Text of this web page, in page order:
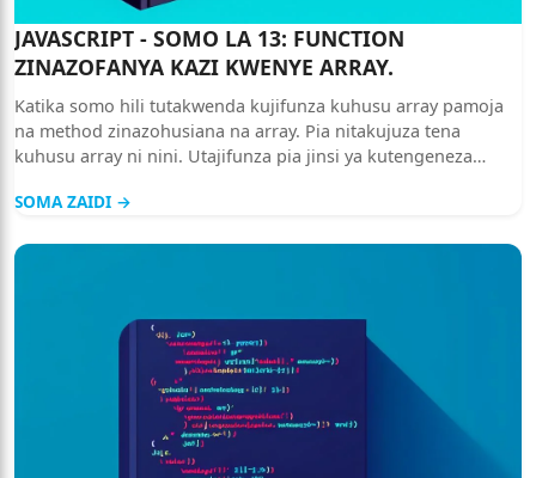
JAVASCRIPT - SOMO LA 13: FUNCTION
ZINAZOFANYA KAZI KWENYE ARRAY.
Katika somo hili tutakwenda kujifunza kuhusu array pamoja
na method zinazohusiana na array. Pia nitakujuza tena
kuhusu array ni nini. Utajifunza pia jinsi ya kutengeneza
SOMA ZAIDI →